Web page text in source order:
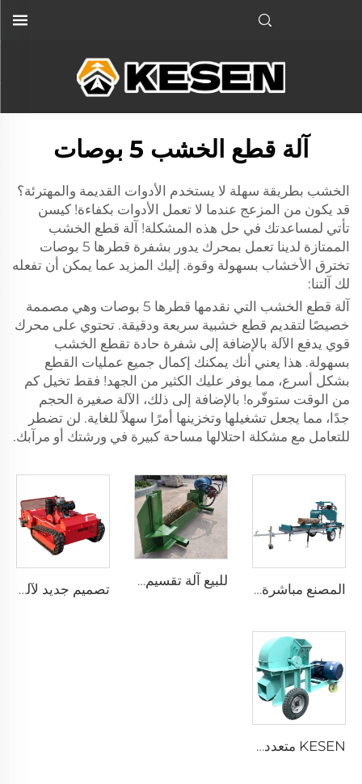
آلة قطع الخشب 5 بوصات
الخشب بطريقة سهلة لا يستخدم الأدوات القديمة والمهترئة؟
قد يكون من المزعج عندما لا تعمل الأدوات بكفاءة! كيسن
تأتي لمساعدتك في حل هذه المشكلة! آلة قطع الخشب
الممتازة لدينا تعمل بمحرك يدور بشفرة قطرها 5 بوصات
تخترق الأخشاب بسهولة وقوة. إليك المزيد عما يمكن أن تفعله
لك آلتنا:
آلة قطع الخشب التي نقدمها قطرها 5 بوصات وهي مصممة
خصيصًا لتقديم قطع خشبية سريعة ودقيقة. تحتوي على محرك
قوي يدفع الآلة بالإضافة إلى شفرة حادة تقطع الخشب
بسهولة. هذا يعني أنك يمكنك إكمال جميع عمليات القطع
بشكل أسرع، مما يوفر عليك الكثير من الجهد! فقط تخيل كم
من الوقت ستوفّره! بالإضافة إلى ذلك، الآلة صغيرة الحجم
جدًا، مما يجعل تشغيلها وتخزينها أمرًا سهلاً للغاية. لن تضطر
للتعامل مع مشكلة احتلالها مساحة كبيرة في ورشتك أو مرآبك.
المصنع مباشرة آلات قطع الخشب غاز/ ديزل/ كهرباء محمولة عجلات مقطورة منشار حقل أفقية آلة منشار شريط
للبيع آلة تقسيم الخشب بالبنزين آلة تقسيم الخشب من 7 طن إلى 25 طن تقسيم السجلات
تصميم جديد لآلة قص العشب بمحرك ديزل قوي متعددة الاستخدامات مناسبة للمزارعين
KESEN متعددة الوظائف سحق رقائق الخشب إلى نشارة الخشب آلة صنع النشارة